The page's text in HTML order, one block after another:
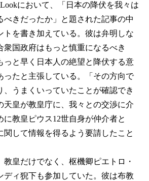
において、「日本の降伏を我々は
べきだったか」と題された記事の中
トを書き加えている。彼は弁明しな
衆国政府はもっと慎重になるべき
っと早く日本人の絶望と降伏する意
ったと主張している。「その方向で
、うまくいっていたことが確認でき
天皇が教皇庁に、我々との交渉に介
に教皇ピウス12世自身が仲介者と
関して情報を得るよう要請したこと
皇だけでなく、枢機卿ピエトロ・
ディ猊下も参加していた。彼は布教